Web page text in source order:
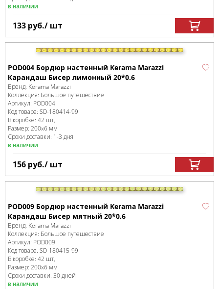
в наличии
133 руб./ шт
POD004 Бордюр настенный Kerama Marazzi
Карандаш Бисер лимонный 20*0.6
Бренд: Kerama Marazzi
Коллекция: Большое путешествие
Артикул: POD004
Код товара: SD-180414-99
В коробке: 42 шт,
Размер: 200x6 мм
Сроки доставки: 1-3 дня
в наличии
156 руб./ шт
POD009 Бордюр настенный Kerama Marazzi
Карандаш Бисер мятный 20*0.6
Бренд: Kerama Marazzi
Коллекция: Большое путешествие
Артикул: POD009
Код товара: SD-180415-99
В коробке: 42 шт,
Размер: 200x6 мм
Сроки доставки: 30 дней
в наличии